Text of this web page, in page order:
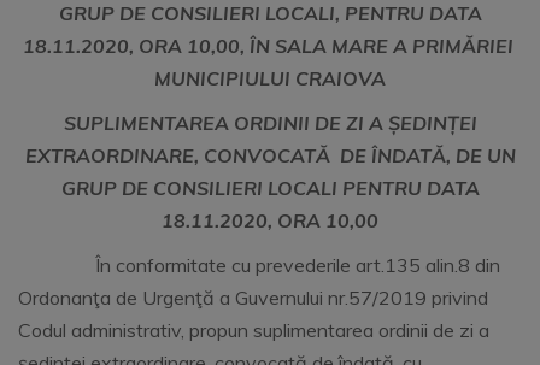
GRUP DE CONSILIERI LOCALI, PENTRU DATA
18.11.2020, ORA 10,00, ÎN SALA MARE A PRIMĂRIEI
MUNICIPIULUI CRAIOVA
SUPLIMENTAREA ORDINII DE ZI A ȘEDINȚEI
EXTRAORDINARE, CONVOCATĂ DE ÎNDATĂ, DE UN
GRUP DE CONSILIERI LOCALI PENTRU DATA
18.11.2020, ORA 10,00
În conformitate cu prevederile art.135 alin.8 din
Ordonanţa de Urgenţă a Guvernului nr.57/2019 privind
Codul administrativ, propun suplimentarea ordinii de zi a